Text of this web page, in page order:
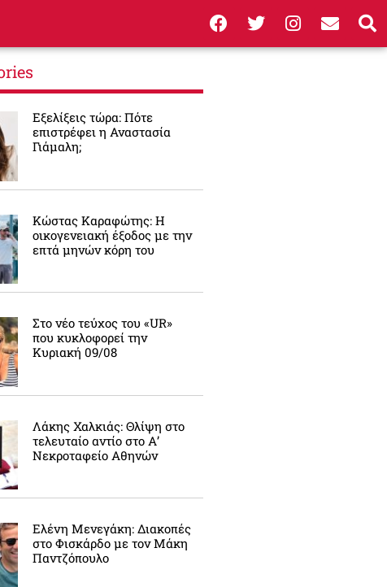
Εξελίξεις τώρα: Πότε
επιστρέφει η Αναστασία
Γιάμαλη;
Κώστας Καραφώτης: Η
οικογενειακή έξοδος με την
επτά μηνών κόρη του
Στο νέο τεύχος του «UR»
που κυκλοφορεί την
Κυριακή 09/08
Λάκης Χαλκιάς: Θλίψη στο
τελευταίο αντίο στο Α’
Νεκροταφείο Αθηνών
Ελένη Μενεγάκη: Διακοπές
στο Φισκάρδο με τον Μάκη
Παντζόπουλο